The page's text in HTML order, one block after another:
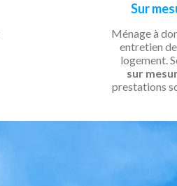
Sur
Ménage à
entretien
logement.
sur
prestations